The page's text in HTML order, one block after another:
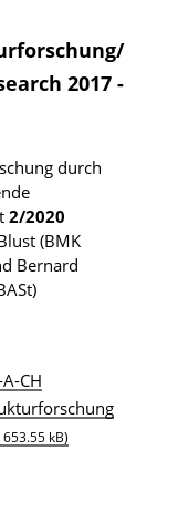
2017 -
durch
2/2020
(BMK
Bernard
CH
kB)